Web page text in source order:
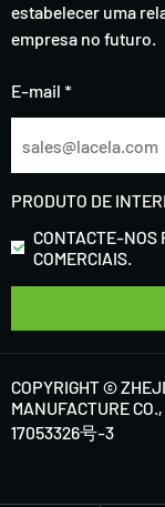
estabelecer uma
empresa no futuro.
E-mail *
PRODUTO DE
CONTACTE-NOS
COMERCIAIS.
COPYRIGHT ©
MANUFACTURE
17053326号-3